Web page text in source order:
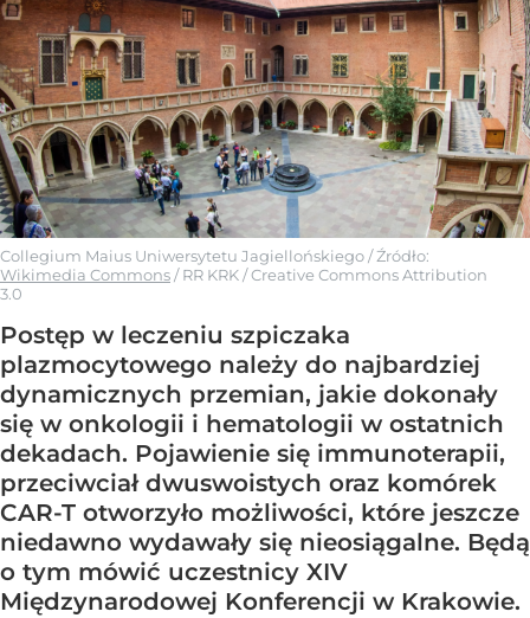
Collegium Maius Uniwersytetu Jagiellońskiego/ Źródło:
Wikimedia Commons/RR KRK / Creative Commons Attribution
3.0
Postęp w leczeniu szpiczaka
plazmocytowego należy do najbardziej
dynamicznych przemian, jakie dokonały
się w onkologii i hematologii w ostatnich
dekadach. Pojawienie się immunoterapii,
przeciwciał dwuswoistych oraz komórek
CAR-T otworzyło możliwości, które jeszcze
niedawno wydawały się nieosiągalne. Będą
o tym mówić uczestnicy XIV
Międzynarodowej Konferencji w Krakowie.